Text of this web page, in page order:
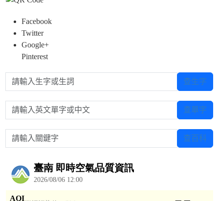
Facebook
Twitter
Google+
Pinterest
請輸入生字或生詞 查生字
請輸入英文單字或中文 查單字
請輸入關鍵字 查百科